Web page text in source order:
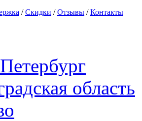
/Скидки /Отзывы /Контакты
область